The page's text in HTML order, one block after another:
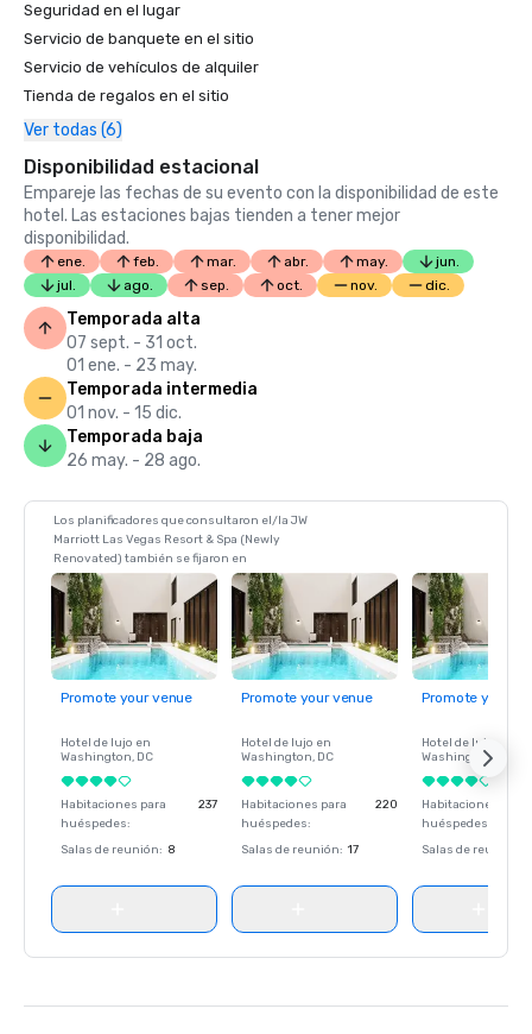
Seguridad en el lugar
Servicio de banquete en el sitio
Servicio de vehículos de alquiler
Tienda de regalos en el sitio
Ver todas (6)
Disponibilidad estacional
Empareje las fechas de su evento con la disponibilidad de este
hotel. Las estaciones bajas tienden a tener mejor
disponibilidad.
ene. feb. mar. abr. may.
jun.
jul.
ago. sep. oct. nov. dic.
Temporada alta
07 sept. - 31 oct.
01 ene. - 23 may.
Temporada intermedia
01 nov. - 15 dic.
Temporada baja
26 may. - 28 ago.
Los planificadores que consultaron el/la JW
Marriott Las Vegas Resort & Spa (Newly
Renovated) también se fijaron en
Promote your venue
Hotel de lujo en
Washington, DC
Habitaciones para
huéspedes:
237
Salas de reunión: 8
Promote your venue
Hotel de lujo en
Washington, DC
Habitaciones para
huéspedes:
220
Salas de reunión: 17
Promote your
Hotel de lujo en
Washington
Habitaciones para
huéspedes
Salas de reunión